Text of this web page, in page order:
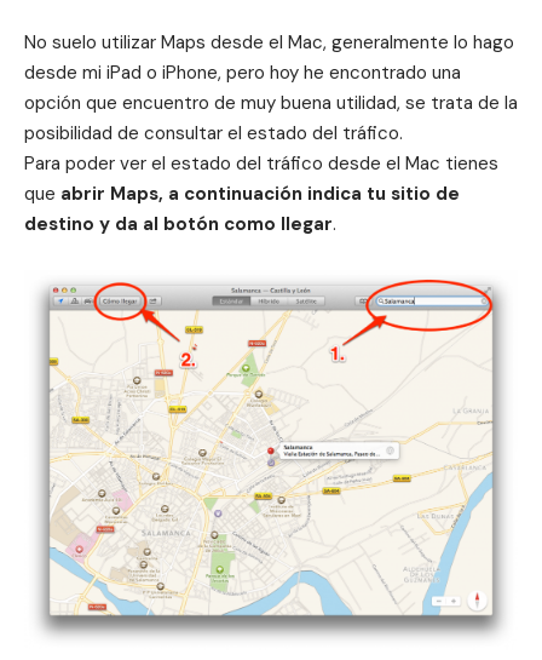
No suelo utilizar Maps desde el Mac, generalmente lo hago
desde mi iPad o iPhone, pero hoy he encontrado una
opción que encuentro de muy buena utilidad, se trata de la
posibilidad de consultar el estado del tráfico.
Para poder ver el estado del tráfico desde el Mac tienes
que abrir Maps, a continuación indica tu sitio de
destino y da al botón como llegar.